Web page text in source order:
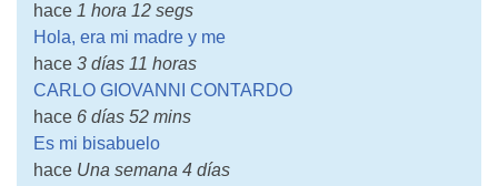
hace 1 hora 12 segs
Hola, era mi madre y me
hace 3 días 11 horas
CARLO GIOVANNI CONTARDO
hace 6 días 52 mins
Es mi bisabuelo
hace Una semana 4 días